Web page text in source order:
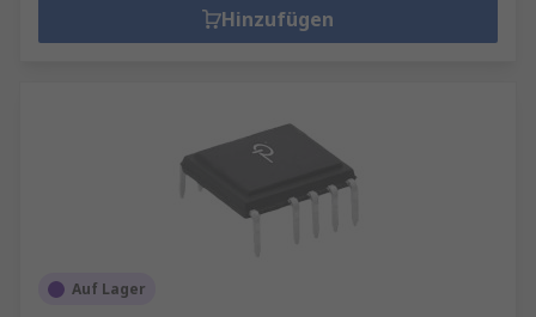
Hinzufügen
Auf Lager